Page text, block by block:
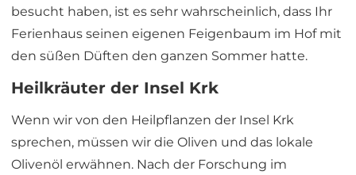
besucht haben, ist es sehr wahrscheinlich, dass Ihr
Ferienhaus seinen eigenen Feigenbaum im Hof mit
den süßen Düften den ganzen Sommer hatte.
Heilkräuter der Insel Krk
Wenn wir von den Heilpflanzen der Insel Krk
sprechen, müssen wir die Oliven und das lokale
Olivenöl erwähnen. Nach der Forschung im